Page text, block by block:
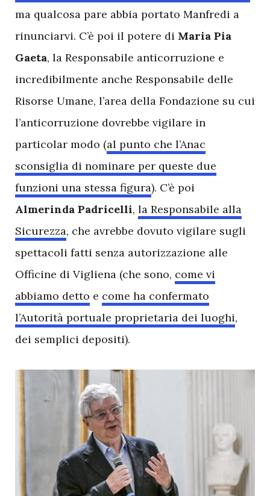
ma qualcosa pare abbia portato Manfredi a
rinunciarvi. C’è poi il potere di Maria Pia
Gaeta, la Responsabile anticorruzione e
incredibilmente anche Responsabile delle
Risorse Umane, l’area della Fondazione su cui
l’anticorruzione dovrebbe vigilare in
particolar modo (al punto che l’Anac
sconsiglia di nominare per queste due
funzioni una stessa figura). C’è poi
Almerinda Padricelli, la Responsabile alla
Sicurezza, che avrebbe dovuto vigilare sugli
spettacoli fatti senza autorizzazione alle
Officine di Vigliena (che sono, come vi
abbiamo detto e come ha confermato
l’Autorità portuale proprietaria dei luoghi,
dei semplici depositi).